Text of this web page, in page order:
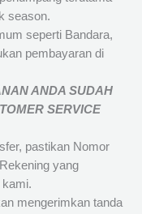
season.
seperti Bandara,
pembayaran di
ANDA SUDAH
SERVICE
pastikan Nomor
yang
mengerimkan tanda